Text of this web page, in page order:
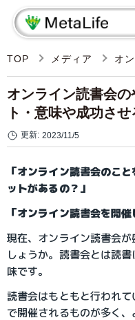
TOP メディア オ
オンライン読書会
ト・意味や成功さ
更新: 2023/11/5
「オンライン読書会のこ
ットがあるの？」
「オンライン読書会を開
現在、オンライン読書会
しょうか。読書会とは読
味です。
読書会はもともと行われ
で開催されるものが多く、